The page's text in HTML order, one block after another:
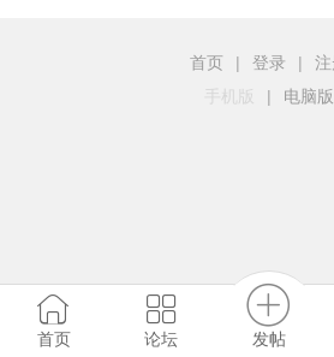
首页 | 登录 |
手机版
| 电脑版
首页 论坛 发帖